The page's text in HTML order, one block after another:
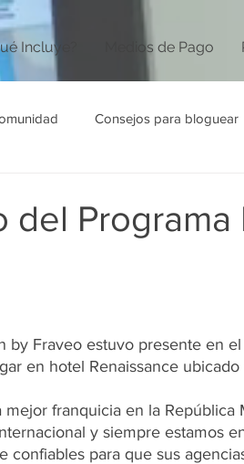
Incluye? Medios de Pago
Consejos para bloguear
del Programa
by Fraveo estuvo presente en
en hotel Renaissance
franquicia en la República
y siempre estamos
confiables para que sus